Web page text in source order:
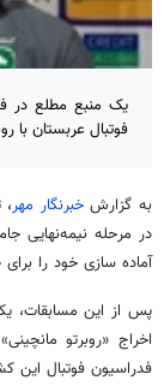
یک منبع مطلع در
فوتبال عربستان با روبرتو
به گزارشخبرنگار مهر،
در مرحله نیمه‌نهایی
آماده سازی خود را برای جام
پس از این مسابقات،
اخراج «روبرتو
فدراسیون فوتبال این